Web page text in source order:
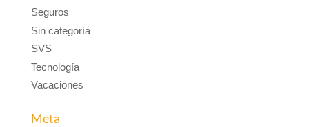
Seguros
Sin categoría
SVS
Tecnología
Vacaciones
Meta